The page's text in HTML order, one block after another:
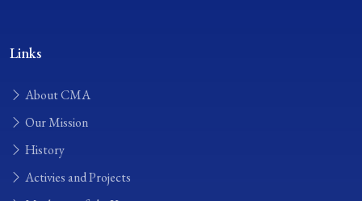
Links
About CMA
Our Mission
History
Activies and Projects